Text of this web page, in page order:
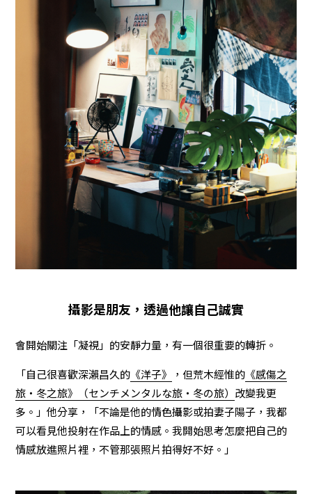
攝影是朋友，透過他讓自己誠實
會開始關注「凝視」的安靜力量，有一個很重要的轉折。
「自己很喜歡深瀨昌久的 《洋子》 ，但荒木經惟的 《感傷之
旅・冬之旅》（センチメンタルな旅・冬の旅） 改變我更
多。」他分享，「不論是他的情色攝影或拍妻子陽子，我都
可以看見他投射在作品上的情感。我開始思考怎麼把自己的
情感放進照片裡，不管那張照片拍得好不好。」